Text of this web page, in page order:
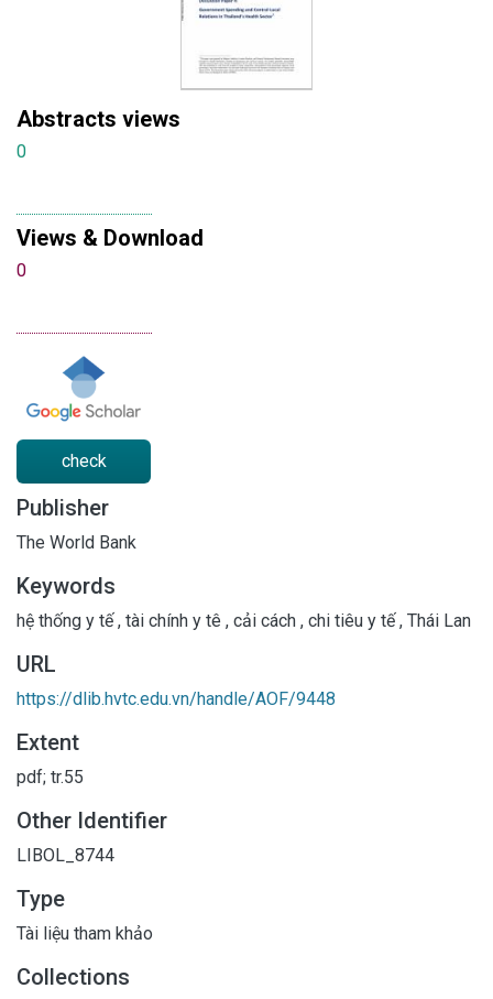
Abstracts views
0
Views & Download
0
check
Publisher
The World Bank
Keywords
hệ thống y tế, tài chính y tê , cải cách , chi tiêu y tế, Thái Lan
URL
https://dlib.hvtc.edu.vn/handle/AOF/9448
Extent
pdf; tr.55
Other Identifier
LIBOL_8744
Type
Tài liệu tham khảo
Collections